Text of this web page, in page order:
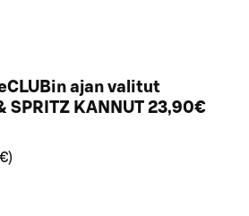
ajan valitut
SPRITZ KANNUT 23,90€